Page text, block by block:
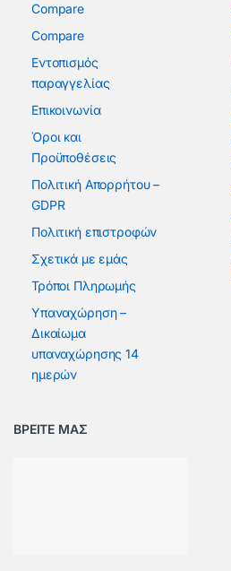
Compare
Compare
Εντοπισμός
παραγγελίας
Επικοινωνία
Όροι και
Προϋποθέσεις
Πολιτική Απορρήτου –
GDPR
Πολιτική επιστροφών
Σχετικά με εμάς
Τρόποι Πληρωμής
Υπαναχώρηση –
Δικαίωμα
υπαναχώρησης 14
ημερών
ΒΡΕΙΤΕ ΜΑΣ